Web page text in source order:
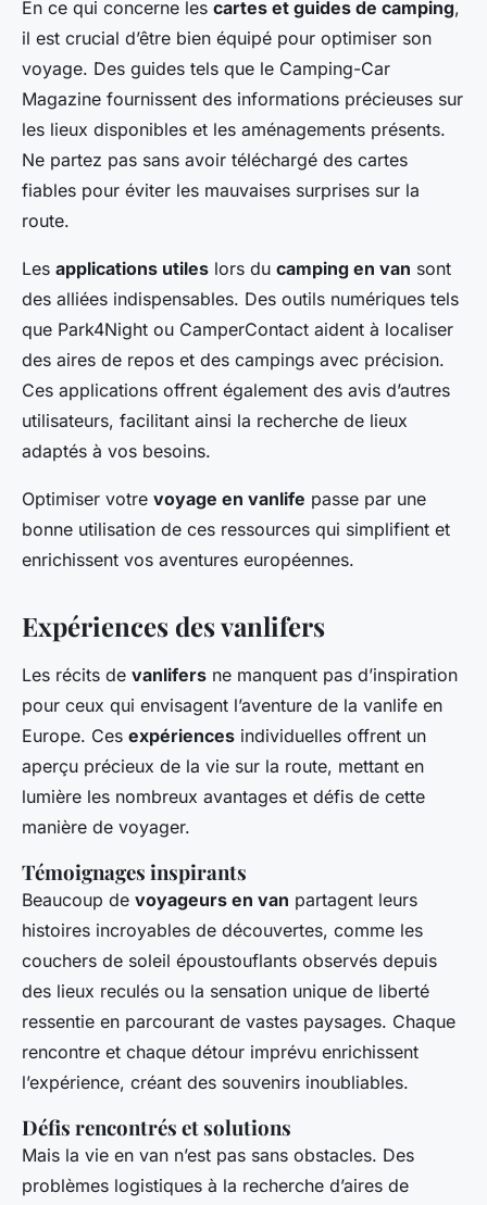
En ce qui concerne les cartes et guides de camping,
il est crucial d’être bien équipé pour optimiser son
voyage. Des guides tels que le Camping-Car
Magazine fournissent des informations précieuses sur
les lieux disponibles et les aménagements présents.
Ne partez pas sans avoir téléchargé des cartes
fiables pour éviter les mauvaises surprises sur la
route.
Les applications utiles lors du camping en van sont
des alliées indispensables. Des outils numériques tels
que Park4Night ou CamperContact aident à localiser
des aires de repos et des campings avec précision.
Ces applications offrent également des avis d’autres
utilisateurs, facilitant ainsi la recherche de lieux
adaptés à vos besoins.
Optimiser votre voyage en vanlife passe par une
bonne utilisation de ces ressources qui simplifient et
enrichissent vos aventures européennes.
Expériences des vanlifers
Les récits de vanlifers ne manquent pas d’inspiration
pour ceux qui envisagent l’aventure de la vanlife en
Europe. Ces expériences individuelles offrent un
aperçu précieux de la vie sur la route, mettant en
lumière les nombreux avantages et défis de cette
manière de voyager.
Témoignages inspirants
Beaucoup de voyageurs en van partagent leurs
histoires incroyables de découvertes, comme les
couchers de soleil époustouflants observés depuis
des lieux reculés ou la sensation unique de liberté
ressentie en parcourant de vastes paysages. Chaque
rencontre et chaque détour imprévu enrichissent
l’expérience, créant des souvenirs inoubliables.
Défis rencontrés et solutions
Mais la vie en van n’est pas sans obstacles. Des
problèmes logistiques à la recherche d’aires de